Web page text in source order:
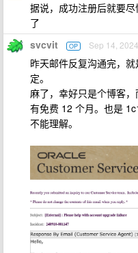
据说，成功注册后就要
了
svcvit OP Sep 14, 2024
昨天邮件反复沟通完，
定。
麻了，幸好只是个博客
有免费 12 个月。也是
不能理解。